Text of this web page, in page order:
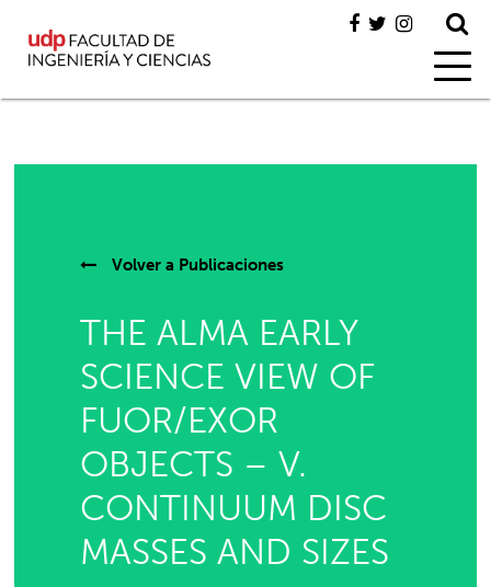
Volver a Publicaciones
THE ALMA EARLY
SCIENCE VIEW OF
FUOR/EXOR
OBJECTS – V.
CONTINUUM DISC
MASSES AND SIZES